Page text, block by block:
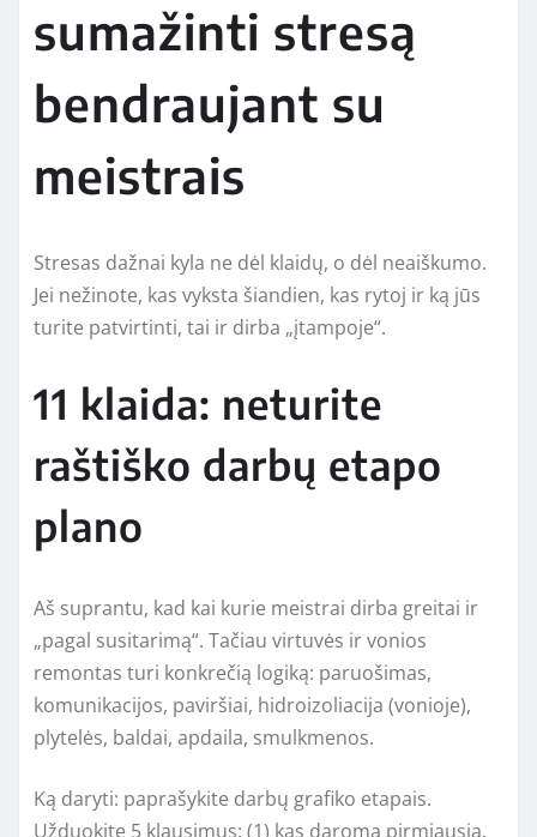
sumažinti stresą
bendraujant su
meistrais
Stresas dažnai kyla ne dėl klaidų, o dėl neaiškumo.
Jei nežinote, kas vyksta šiandien, kas rytoj ir ką jūs
turite patvirtinti, tai ir dirba „įtampoje“.
11 klaida: neturite
raštiško darbų etapo
plano
Aš suprantu, kad kai kurie meistrai dirba greitai ir
„pagal susitarimą“. Tačiau virtuvės ir vonios
remontas turi konkrečią logiką: paruošimas,
komunikacijos, paviršiai, hidroizoliacija (vonioje),
plytelės, baldai, apdaila, smulkmenos.
Ką daryti: paprašykite darbų grafiko etapais.
Užduokite 5 klausimus: (1) kas daroma pirmiausia,